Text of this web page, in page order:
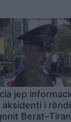
të Ramës
jep
aksidenti i